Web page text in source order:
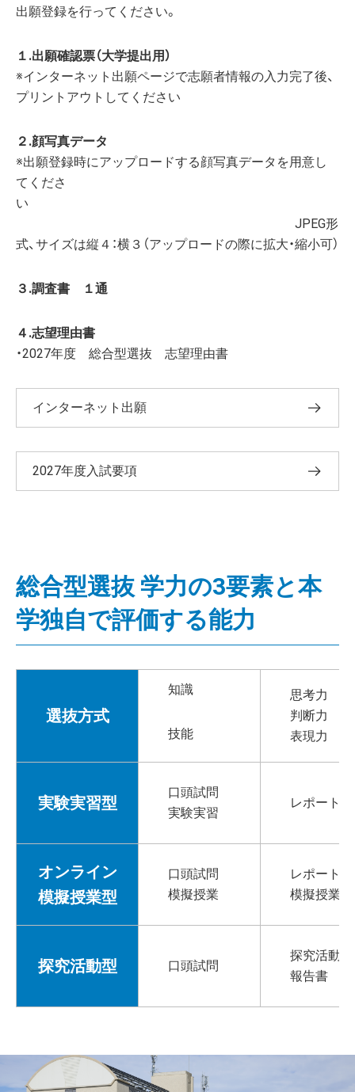
出願登録を行ってください。
１.出願確認票（大学提出用）
※インターネット出願ページで志願者情報の入力完了後、
プリントアウトしてください
２.顔写真データ
※出願登録時にアップロードする顔写真データを用意し
てくださ
い
JPEG形
式、サイズは縦４：横３（アップロードの際に拡大・縮小可）
３.調査書 １通
４.志望理由書
・2027年度 総合型選抜 志望理由書
インターネット出願
2027年度入試要項
総合型選抜 学力の3要素と本
学独自で評価する能力
選抜方式
知識
技能
思考力
判断力
表現力
実験実習型
口頭試問
実験実習
レポート
オンライン
模擬授業型
口頭試問
模擬授業
レポート
模擬授業
探究活動型 口頭試問
探究活動
報告書